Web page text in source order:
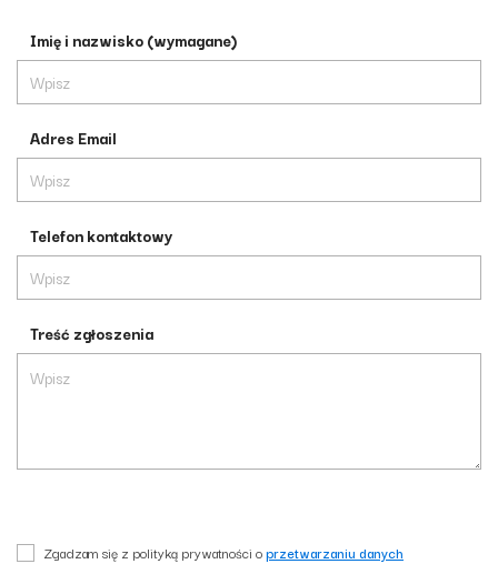
Imię i nazwisko (wymagane)
Adres Email
Telefon kontaktowy
Treść zgłoszenia
Zgadzam się z polityką prywatności oprzetwarzaniu danych